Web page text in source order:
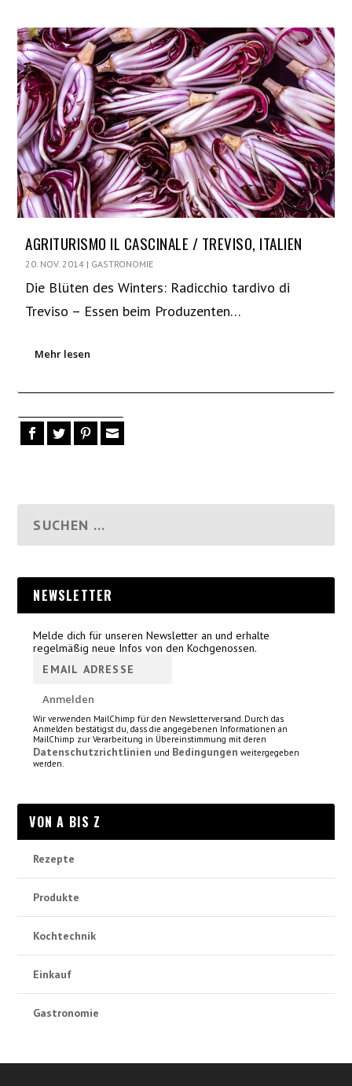
AGRITURISMO IL CASCINALE / TREVISO, ITALIEN
20. NOV. 2014 | GASTRONOMIE
Die Blüten des Winters: Radicchio tardivo di
Treviso – Essen beim Produzenten…
Mehr lesen
NEWSLETTER
Melde dich für unseren Newsletter an und erhalte
regelmäßig neue Infos von den Kochgenossen.
Wir verwenden MailChimp für den Newsletterversand. Durch das
Anmelden bestätigst du, dass die angegebenen Informationen an
MailChimp zur Verarbeitung in Übereinstimmung mit deren
Datenschutzrichtlinien und Bedingungen weitergegeben
werden.
VON A BIS Z
Rezepte
Produkte
Kochtechnik
Einkauf
Gastronomie